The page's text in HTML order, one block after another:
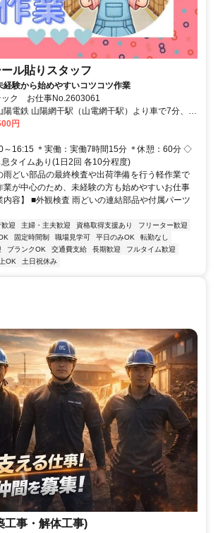
ル貼りスタッフ
験から始めやすいコツコツ作業
ック お仕事No.2603061
電鉄 山陽網干駅（山電網干駅）より車で7分、太
吹ランプ」より車で15分
円
～16:15 ＊実働：実働7時間15分 ＊休憩：60分 ◇
タイムあり(1日2回 各10分程度)
雨どい部品の最終検査や出荷準備を行う軽作業で
業が中心のため、未経験の方も始めやすいお仕事
内容】 ■外観検査 雨どいの連結部品や付属パーツ
迎 主婦・主夫歓迎 資格取得支援あり
フリーター歓迎
固定時間制 職場見学可 平日のみOK
転勤なし
ブランクOK 交通費支給 長期歓迎
フルタイム歓迎
OK 土日祝休み
工事・解体工事)